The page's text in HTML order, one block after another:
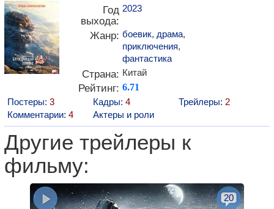
Год
выхода:
2023
Жанр: боевик, драма,
приключения,
фантастика
Страна: Китай
Рейтинг: 6.71
Постеры: 3 Кадры: 4 Трейлеры: 2
Комментарии: 4 Актеры и роли
Другие трейлеры к
фильму:
20